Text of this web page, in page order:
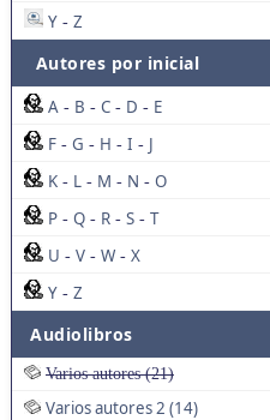
Y - Z
Autores por inicial
A - B - C - D - E
F - G - H - I - J
K - L - M - N - O
P - Q - R - S - T
U - V - W - X
Y - Z
Audiolibros
Varios autores (21)
Varios autores 2 (14)